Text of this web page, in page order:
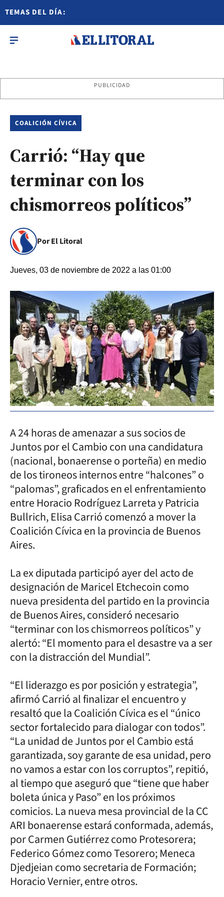
TEMAS DEL DÍA:
PUBLICIDAD
COALICIÓN CÍVICA
Carrió: “Hay que
terminar con los
chismorreos políticos”
Por El Litoral
Jueves, 03 de noviembre de 2022 a las 01:00
A 24 horas de amenazar a sus socios de
Juntos por el Cambio con una candidatura
(nacional, bonaerense o porteña) en medio
de los tironeos internos entre “halcones” o
“palomas”, graficados en el enfrentamiento
entre Horacio Rodríguez Larreta y Patricia
Bullrich, Elisa Carrió comenzó a mover la
Coalición Cívica en la provincia de Buenos
Aires.
La ex diputada participó ayer del acto de
designación de Maricel Etchecoin como
nueva presidenta del partido en la provincia
de Buenos Aires, consideró necesario
“terminar con los chismorreos políticos” y
alertó: “El momento para el desastre va a ser
con la distracción del Mundial”.
“El liderazgo es por posición y estrategia”,
afirmó Carrió al finalizar el encuentro y
resaltó que la Coalición Cívica es el “único
sector fortalecido para dialogar con todos”.
“La unidad de Juntos por el Cambio está
garantizada, soy garante de esa unidad, pero
no vamos a estar con los corruptos”, repitió,
al tiempo que aseguró que “tiene que haber
boleta única y Paso” en los próximos
comicios. La nueva mesa provincial de la CC
ARI bonaerense estará conformada, además,
por Carmen Gutiérrez como Protesorera;
Federico Gómez como Tesorero; Meneca
Djedjeian como secretaria de Formación;
Horacio Vernier, entre otros.